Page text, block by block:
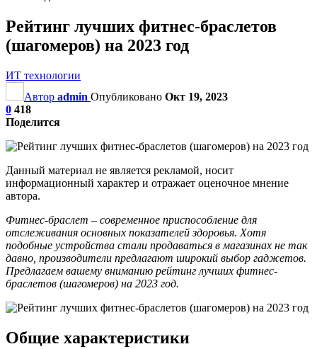
Рейтинг лучших фитнес-браслетов
(шагомеров) на 2023 год
ИТ технологии
Автор admin Опубликовано Окт 19, 2023
0 418
Поделится
Данный материал не является рекламой, носит
информационный характер и отражает оценочное мнение
автора.
Фитнес-браслет – современное приспособление для
отслеживания основных показателей здоровья. Хотя
подобные устройства стали продаваться в магазинах не так
давно, производители предлагают широкий выбор гаджетов.
Предлагаем вашему вниманию рейтинг лучших фитнес-
браслетов (шагомеров) на 2023 год.
Общие характеристики